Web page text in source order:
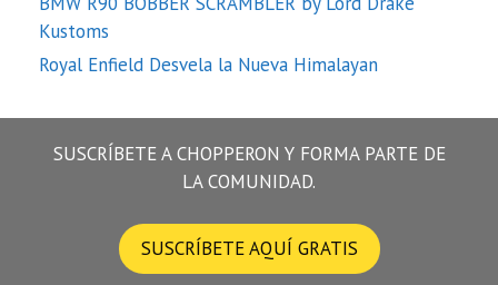
Kustoms
Royal Enfield Desvela la Nueva Himalayan
SUSCRÍBETE A CHOPPERON Y FORMA PARTE DE
LA COMUNIDAD.
SUSCRÍBETE AQUÍ GRATIS